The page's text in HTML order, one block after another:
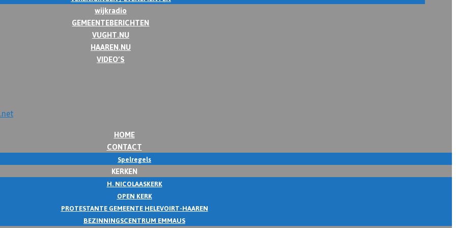
wijkradio
GEMEENTEBERICHTEN
VUGHT.NU
HAAREN.NU
VIDEO’S
HOME
CONTACT
Spelregels
KERKEN
H. NICOLAASKERK
OPEN KERK
PROTESTANTE GEMEENTE HELEVOIRT-HAAREN
BEZINNINGSCENTRUM EMMAUS